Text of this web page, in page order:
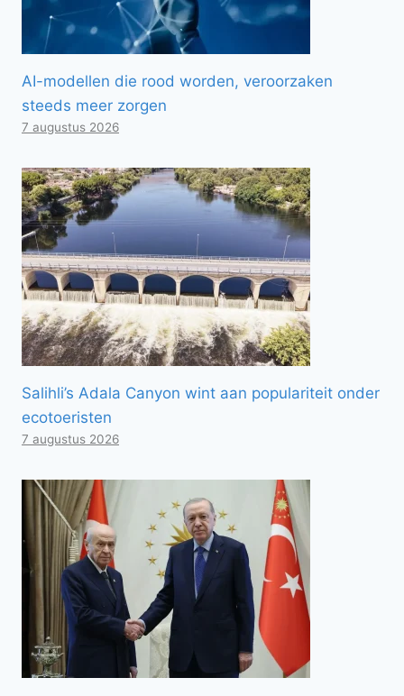
AI-modellen die rood worden, veroorzaken
steeds meer zorgen
7 augustus 2026
Salihli’s Adala Canyon wint aan populariteit onder
ecotoeristen
7 augustus 2026